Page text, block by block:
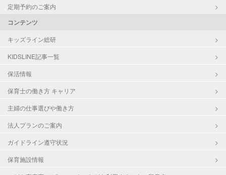
定期予約のご案内
コンテンツ
キッズライン総研
KIDSLINE記事一覧
保活情報
保育士の働き方 キャリア
主婦の仕事選びや働き方
法人プランのご案内
ガイドライン遵守状況
保育施設情報